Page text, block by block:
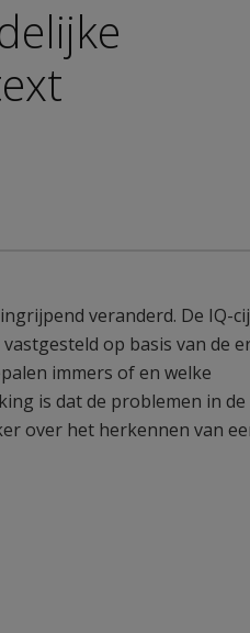
veranderd. De IQ-
op basis van de
immers of en welke
is dat de problemen in de
over het herkennen van